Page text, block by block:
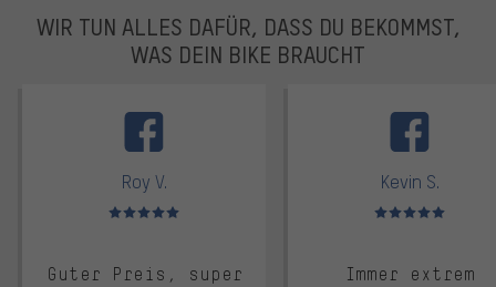
WIR TUN ALLES DAFÜR, DASS DU BEKOMMST,
WAS DEIN BIKE BRAUCHT
Roy V.
Bewertungen: 5 von 5
Guter Preis, super
Kevin S.
Bewertungen: 5 von 5
Immer extrem